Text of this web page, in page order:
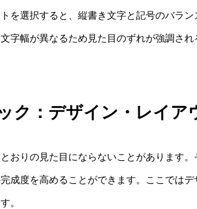
を選択すると、縦書き文字と記号のバラ
字幅が異なるため見た目のずれが強調され
ク：デザイン・レイア
おりの見た目にならないことがあります
成度を高めることができます。ここでは
。